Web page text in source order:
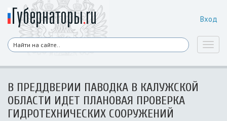
Вход
В ПРЕДДВЕРИИ ПАВОДКА В КАЛУЖСКОЙ
ОБЛАСТИ ИДЕТ ПЛАНОВАЯ ПРОВЕРКА
ГИДРОТЕХНИЧЕСКИХ СООРУЖЕНИЙ